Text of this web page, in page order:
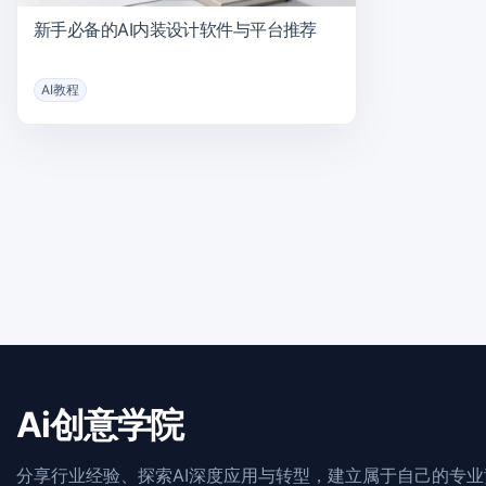
新手必备的AI内装设计软件与平台推荐
AI教程
Ai创意学院
分享行业经验、探索AI深度应用与转型，建立属于自己的专业